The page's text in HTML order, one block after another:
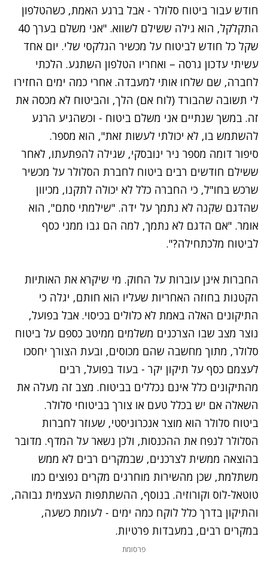
חודש עבור ביטוח סלולר - אבל ברגע האמת, כשהטלפון
התקלקל, הוא גילה ששילם לשווא. "אני משלם בערך 40
שקל כל חודש לביטוח על מכשיר הגלקסי שלי. יום אחד
עשיתי עדכון גרסה – ואחריו הטלפון השתגע. הלכתי
לחברה, שם שלחו אותי למעבדה. אחרי כמה ימים החזירו
לי תשובה שהבורד (לוח אם) הלך, והביטוח לא מכסה את
זה. במשך שנתיים אני משלם ביטוח - וכשהגיע הרגע
להשתמש בו, לא יכולתי לעשות זאת", הוא מספר.
סיפור דומה מספר ניר ינובסקי, שגילה להפתעתו, לאחר
ששילם חודשים רבים ביטוח לחברת הסלולר על מכשיר
שרכש בחו"ל, כי החברה כלל לא יכולה לתקנו, מכיוון
שהדגם שקנה לא נתמך על ידה. "שילמתי סתם", הוא
אומר. "אם הדגם לא נתמך, למה הם גבו ממני כסף
לביטוח מלכתחילה?".
החברות אינן עוברות על החוק. מי שיקרא את האותיות
הקטנות בחוזה האחריות שעליו הוא חותם, יגלה כי
התיקונים האלה באמת לא כלולים בכיסוי. אבל בפועל,
נוצר מצב שבו הצרכנים משלמים ממיטב כספם על ביטוח
סלולר, מתוך מחשבה שהם מכוסים, ובעת הצורך יחסכו
לעצמם כסף על תיקון יקר - בעוד בפועל, רבים
מהתיקונים כלל אינם נכללים בביטוח. מצב זה מעלה את
השאלה אם יש בכלל טעם או צורך בביטוחי סלולר.
נתקלנו בבעיה
נסה שוב
ביטוח סלולר הוא מוצר אנכרוניסטי, שעוזר לחברות
הסלולר לנפח את ההכנסות, ולכן נשאר על המדף. מדובר
בהוצאה ממשית לצרכנים, שבמקרים רבים לא ממש
משתלמת, שכן מהשירות מוחרגים מקרים נפוצים כמו
טוטאל-לוס וקורוזיה. בנוסף, ההשתתפות העצמית גבוהה,
והתיקון בדרך כלל לוקח כמה ימים - לעומת כשעה,
במקרים רבים, במעבדות פרטיות.
פרסומת